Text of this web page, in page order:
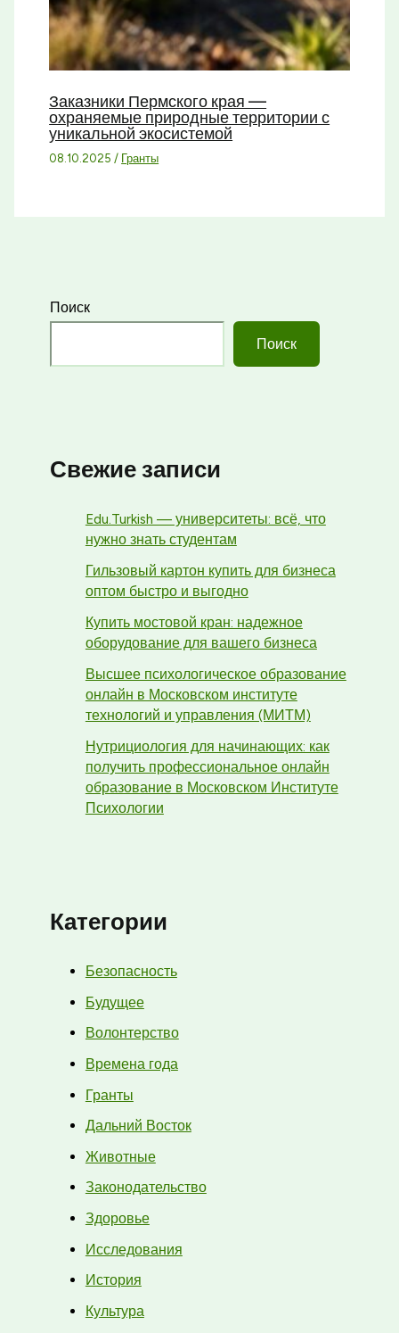
Заказники Пермского края —
охраняемые природные территории с
уникальной экосистемой
08.10.2025/ Гранты
Поиск
Поиск
Свежие записи
Edu.Turkish — университеты: всё, что
нужно знать студентам
Гильзовый картон купить для бизнеса
оптом быстро и выгодно
Купить мостовой кран: надежное
оборудование для вашего бизнеса
Высшее психологическое образование
онлайн в Московском институте
технологий и управления (МИТМ)
Нутрициология для начинающих: как
получить профессиональное онлайн
образование в Московском Институте
Психологии
Категории
Безопасность
Будущее
Волонтерство
Времена года
Гранты
Дальний Восток
Животные
Законодательство
Здоровье
Исследования
История
Культура